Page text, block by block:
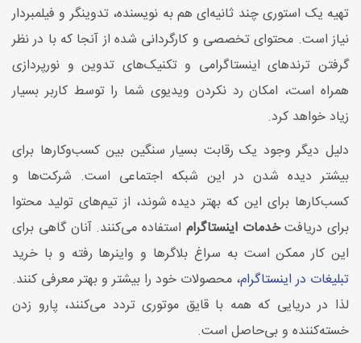
تهیه یک استوری چند ثانیه‌ای هم به نویسنده، تدوینگر و فیلمبردار
نیاز است. محتوای تخصصی و کارگردانی شده از آنجا که با در نظر
گرفتن ترندهای اینستاگرامی و تکنیک‌های تدوین و نورپردازی
همراه است، امکان رد نکردن ویدیوی شما را توسط کاربر بسیار
زیاد خواهد کرد.
دلیل دیگر وجود یک رقابت بسیار سنگین بین کسب‌وکارها برای
بیشتر دیده شدن در این شبکه اجتماعی است. شرکت‌ها و
کسب‌‌کارها برای این که بهتر دیده شوند، از تیم‌های تولید محتوا
برای دریافتخدمات اینستاگرام استفاده می‌کنند. آنان گاهی برای
این کار ممکن است به سراغ بلاگرها و واینرها رفته و با خرید
تبلیغات در اینستاگرام، محصولات خود را بیشتر و بهتر معرفی کنند.
لذا در دریایی که همه با قایق موتوری تردد می‌کنند، پارو زدن
خسته‌کننده و بی‌حاصل است.